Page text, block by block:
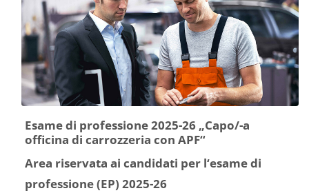
Esame di professione 2025-26 „Capo/-a
officina di carrozzeria con APF“
Area riservata ai candidati per l‘esame di
professione (EP) 2025-26